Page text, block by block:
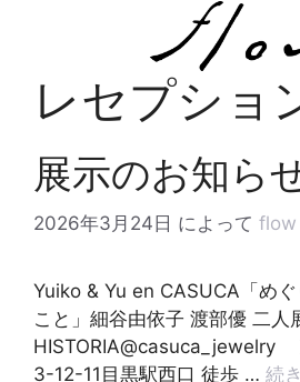
レセプショ
展示のお知ら
2026年3月24日 によって flow
Yuiko & Yu en CASUCA「め
こと」細谷由依子 渡部優 二人
HISTORIA@casuca_jewelry
3-12-11目黒駅西口 徒歩 … 続